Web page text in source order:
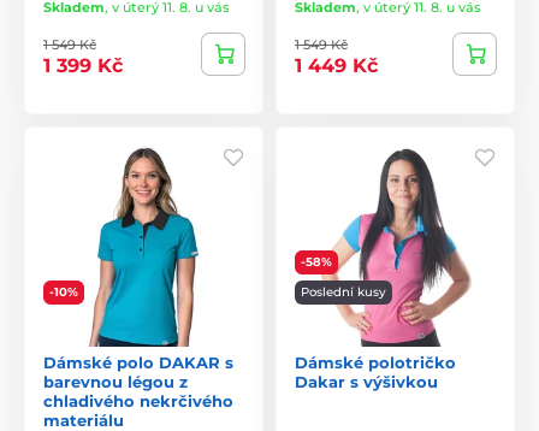
Skladem, v úterý 11. 8. u vás
1 549 Kč
1 399 Kč
Skladem, v úterý 11. 8. u vás
1 549 Kč
1 449 Kč
-10%
Dámské polo DAKAR s
barevnou légou z
chladivého nekrčivého
materiálu
-58%
Poslední kusy
Dámské polotričko
Dakar s výšivkou